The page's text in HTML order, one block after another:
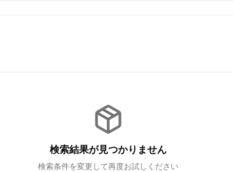
検索結果が見つかりません
検索条件を変更して再度お試しください